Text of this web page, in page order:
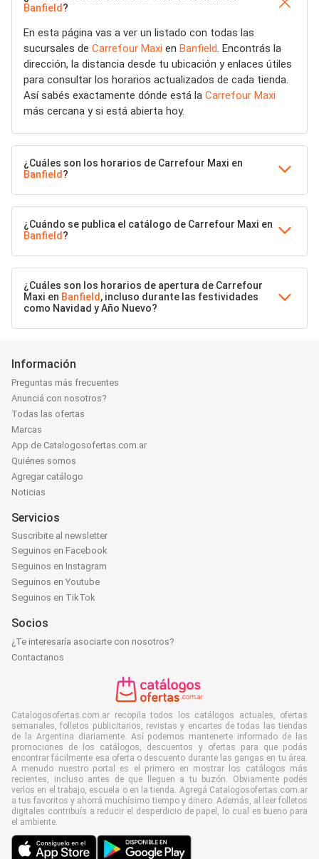
Banfield ?
En esta página vas a ver un listado con todas las
sucursales de Carrefour Maxi en Banfield. Encontrás la
dirección, la distancia desde tu ubicación y enlaces útiles
para consultar los horarios actualizados de cada tienda.
Así sabés exactamente dónde está la Carrefour Maxi
más cercana y si está abierta hoy.
¿Cuáles son los horarios de Carrefour Maxi en
Banfield ?
¿Cuándo se publica el catálogo de Carrefour Maxi en
Banfield ?
¿Cuáles son los horarios de apertura de Carrefour
Maxi en Banfield , incluso durante las festividades
como Navidad y Año Nuevo?
Información
Preguntas más frecuentes
Anunciá con nosotros?
Todas las ofertas
Marcas
App de Catalogosofertas.com.ar
Quiénes somos
Agregar catálogo
Noticias
Servicios
Suscribite al newsletter
Seguinos en Facebook
Seguinos en Instagram
Seguinos en Youtube
Seguinos en TikTok
Socios
¿Te interesaría asociarte con nosotros?
Contactanos
Catalogosofertas.com.ar recopila todos los catálogos actuales, ofertas
semanales, folletos publicitarios, revistas y encartes de todas las tiendas
de la Argentina diariamente. Así podemos mantenerte informado de las
promociones de los catálogos, descuentos y ofertas para que podás
encontrar fácilmente esa oferta o descuento durante las gangas en tu área.
A menudo nuestro portal es el primero en mostrar los catálogos más
recientes, incluso antes de que lleguen a tu buzón. Obviamente podés
verlos en el trabajo, escuela o en la tienda. Agregá Catalogosofertas.com.ar
a tus favoritos y ahorrá muchísimo tiempo y dinero. Además, al leer folletos
digitales contribuís a reducir el desperdicio de papel, lo cual es bueno para
el ambiente.